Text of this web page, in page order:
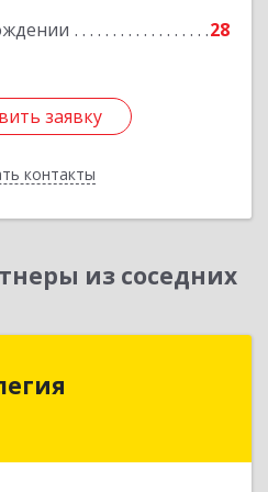
28
заявку
контакты
заявку
Назад
из соседних
Серпухов г, Оборонная